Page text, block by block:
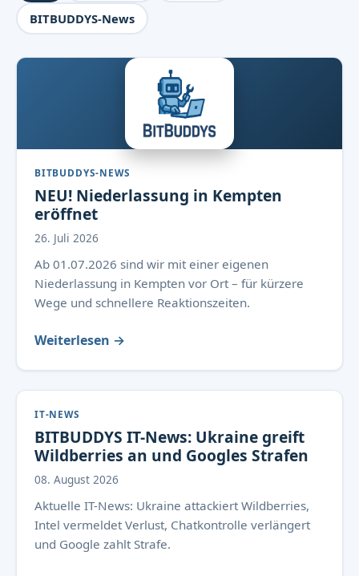
BITBUDDYS-News
BITBUDDYS-NEWS
NEU! Niederlassung in Kempten
eröffnet
26. Juli 2026
Ab 01.07.2026 sind wir mit einer eigenen
Niederlassung in Kempten vor Ort – für kürzere
Wege und schnellere Reaktionszeiten.
Weiterlesen →
IT-NEWS
BITBUDDYS IT-News: Ukraine greift
Wildberries an und Googles Strafen
08. August 2026
Aktuelle IT-News: Ukraine attackiert Wildberries,
Intel vermeldet Verlust, Chatkontrolle verlängert
und Google zahlt Strafe.